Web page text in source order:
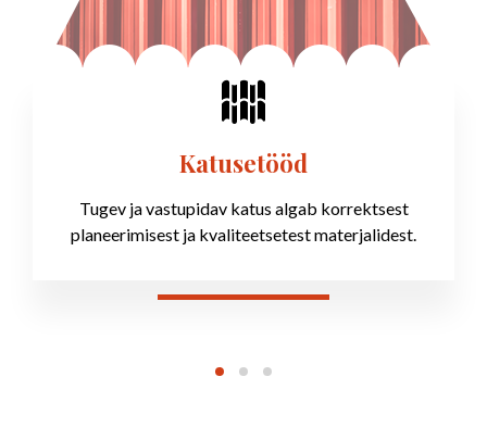
Katusetööd
Tugev ja vastupidav katus algab korrektsest
planeerimisest ja kvaliteetsetest materjalidest.